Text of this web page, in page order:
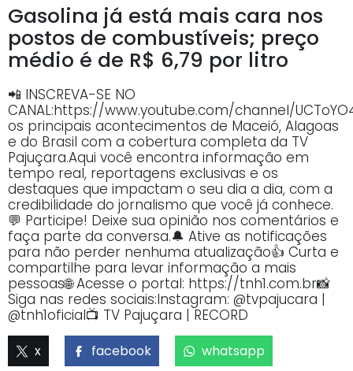
Gasolina já está mais cara nos
postos de combustíveis; preço
médio é de R$ 6,79 por litro
📲 INSCREVA-SE NO
CANAL:https://www.youtube.com/channel/
os principais acontecimentos de Maceió, Alagoas
e do Brasil com a cobertura completa da TV
Pajuçara.Aqui você encontra informação em
tempo real, reportagens exclusivas e os
destaques que impactam o seu dia a dia, com a
credibilidade do jornalismo que você já conhece.
💬 Participe! Deixe sua opinião nos comentários e
faça parte da conversa.🔔 Ative as notificações
para não perder nenhuma atualização👍 Curta e
compartilhe para levar informação a mais
pessoas🌐 Acesse o portal: https://tnh1.com.br📸
Siga nas redes sociais:Instagram: @tvpajucara |
@tnh1oficial📺 TV Pajuçara | RECORD
x facebook
whatsapp